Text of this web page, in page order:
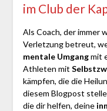
im Club der
Als Coach, der immer
Verletzung betreut,
mentale Umgangmit
Athleten mit
kämpfen, die die
diesem Blogpost
die dir helfen, deine